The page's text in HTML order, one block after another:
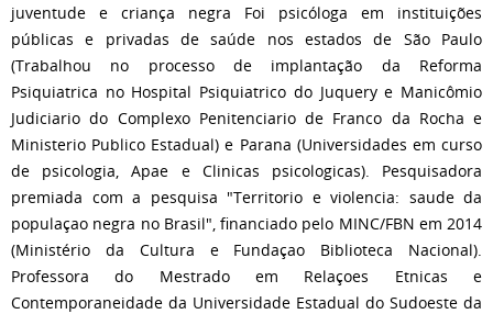
juventude e criança negra Foi psicóloga em instituições
públicas e privadas de saúde nos estados de São Paulo
(Trabalhou no processo de implantação da Reforma
Psiquiatrica no Hospital Psiquiatrico do Juquery e Manicômio
Judiciario do Complexo Penitenciario de Franco da Rocha e
Ministerio Publico Estadual) e Parana (Universidades em curso
de psicologia, Apae e Clinicas psicologicas). Pesquisadora
premiada com a pesquisa "Territorio e violencia: saude da
populaçao negra no Brasil", financiado pelo MINC/FBN em 2014
(Ministério da Cultura e Fundaçao Biblioteca Nacional).
Professora do Mestrado em Relaçoes Etnicas e
Contemporaneidade da Universidade Estadual do Sudoeste da